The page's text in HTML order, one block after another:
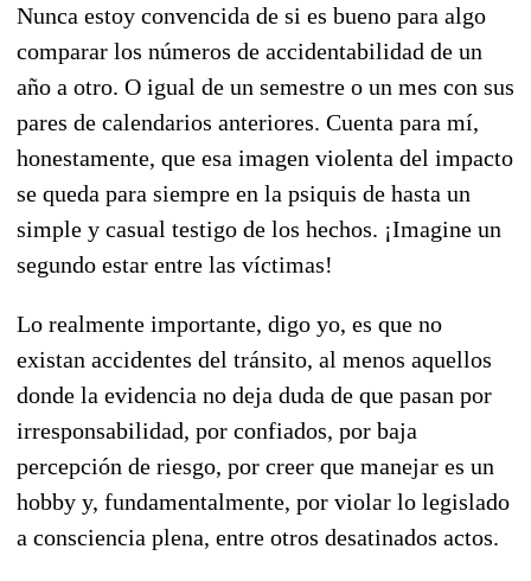
Nunca estoy convencida de si es bueno para algo
comparar los números de accidentabilidad de un
año a otro. O igual de un semestre o un mes con sus
pares de calendarios anteriores. Cuenta para mí,
honestamente, que esa imagen violenta del impacto
se queda para siempre en la psiquis de hasta un
simple y casual testigo de los hechos. ¡Imagine un
segundo estar entre las víctimas!
Lo realmente importante, digo yo, es que no
existan accidentes del tránsito, al menos aquellos
donde la evidencia no deja duda de que pasan por
irresponsabilidad, por confiados, por baja
percepción de riesgo, por creer que manejar es un
hobby y, fundamentalmente, por violar lo legislado
a consciencia plena, entre otros desatinados actos.